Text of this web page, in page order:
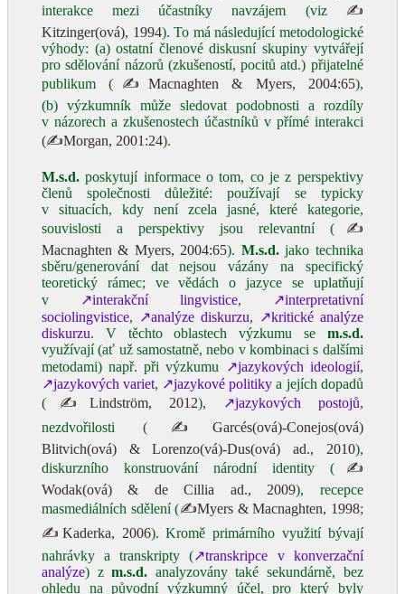
interakce mezi účastníky navzájem (viz ✍
Kitzinger(ová), 1994). To má následující metodologické
výhody: (a) ostatní členové diskusní skupiny vytvářejí
pro sdělování názorů (zkušeností, pocitů atd.) přijatelné
publikum ( ✍Macnaghten & Myers, 2004:65),
(b) výzkumník může sledovat podobnosti a rozdíly
v názorech a zkušenostech účastníků v přímé interakci
(✍Morgan, 2001:24).
M.s.d. poskytují informace o tom, co je z perspektivy
členů společnosti důležité: používají se typicky
v situacích, kdy není zcela jasné, které kategorie,
souvislosti a perspektivy jsou relevantní (✍
Macnaghten & Myers, 2004:65). M.s.d.jako technika
sběru/generování dat nejsou vázány na specifický
teoretický rámec; ve vědách o jazyce se uplatňují
v
↗interakční lingvistice,
↗interpretativní
sociolingvistice, ↗analýze diskurzu, ↗kritické analýze
diskurzu. V těchto oblastech výzkumu se m.s.d.
využívají (ať už samostatně, nebo v kombinaci s dalšími
metodami) např. při výzkumu
↗jazykových ideologií,
↗jazykových variet, ↗jazykové politiky a jejích dopadů
( ✍Lindström, 2012), ↗jazykových postojů,
nezdvořilosti (✍Garcés(ová)-Conejos(ová)
Blitvich(ová) & Lorenzo(vá)-Dus(ová) ad., 2010),
diskurzního konstruování národní identity (✍
Wodak(ová) & de Cillia ad., 2009), recepce
masmediálních sdělení (✍Myers & Macnaghten, 1998;
✍Kaderka, 2006). Kromě primárního využití bývají
nahrávky a transkripty (↗transkripce v konverzační
analýze) zm.s.d. analyzovány také sekundárně, bez
ohledu na původní výzkumný účel, pro který byly